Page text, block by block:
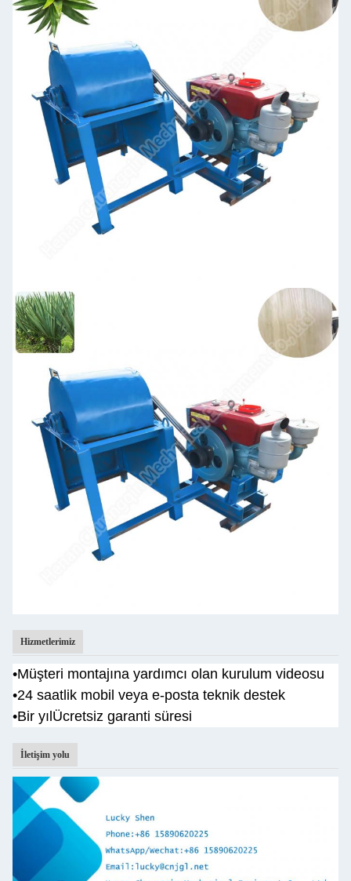
Hizmetlerimiz
•Müşteri montajına yardımcı olan kurulum videosu
•24 saatlik mobil veya e-posta teknik destek
•Bir yıl Ücretsiz garanti süresi
İletişim yolu